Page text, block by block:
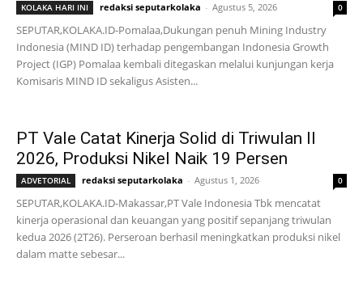
KOLAKA HARI INI redaksi seputarkolaka - Agustus 5, 2026 0
SEPUTAR,KOLAKA.ID-Pomalaa,Dukungan penuh Mining Industry
Indonesia (MIND ID) terhadap pengembangan Indonesia Growth
Project (IGP) Pomalaa kembali ditegaskan melalui kunjungan kerja
Komisaris MIND ID sekaligus Asisten...
PT Vale Catat Kinerja Solid di Triwulan II
2026, Produksi Nikel Naik 19 Persen
ADVETORIAL redaksi seputarkolaka - Agustus 1, 2026 0
SEPUTAR,KOLAKA.ID-Makassar,PT Vale Indonesia Tbk mencatat
kinerja operasional dan keuangan yang positif sepanjang triwulan
kedua 2026 (2T26). Perseroan berhasil meningkatkan produksi nikel
dalam matte sebesar...